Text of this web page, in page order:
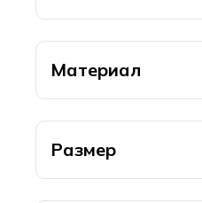
Материал
Размер